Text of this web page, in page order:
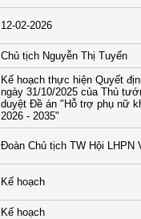
12-02-2026
Chủ tịch Nguyễn Thị Tuyến
Kế hoạch thực hiện Quyết
ngày 31/10/2025 của Thủ
duyệt Đề án "Hỗ trợ phụ nữ
2026 - 2035"
Đoàn Chủ tịch TW Hội LHPN
Kế hoạch
Kế hoạch